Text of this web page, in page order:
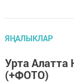
ЯҢАЛЫКЛАР
Урта Алатта
(+ФОТО)